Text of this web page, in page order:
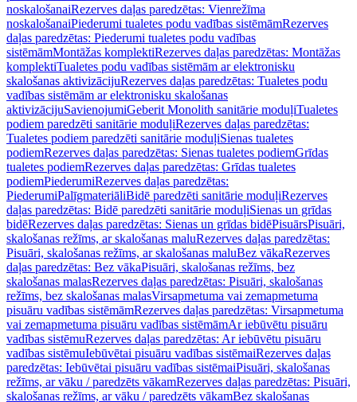
noskalošanaiRezerves daļas paredzētas: Vienrežīma
noskalošanaiPiederumi tualetes podu vadības sistēmāmRezerves
daļas paredzētas: Piederumi tualetes podu vadības
sistēmāmMontāžas komplektiRezerves daļas paredzētas: Montāžas
komplektiTualetes podu vadības sistēmām ar elektronisku
skalošanas aktivizācijuRezerves daļas paredzētas: Tualetes podu
vadības sistēmām ar elektronisku skalošanas
aktivizācijuSavienojumiGeberit Monolith sanitārie moduļiTualetes
podiem paredzēti sanitārie moduļiRezerves daļas paredzētas:
Tualetes podiem paredzēti sanitārie moduļiSienas tualetes
podiemRezerves daļas paredzētas: Sienas tualetes podiemGrīdas
tualetes podiemRezerves daļas paredzētas: Grīdas tualetes
podiemPiederumiRezerves daļas paredzētas:
PiederumiPalīgmateriāliBidē paredzēti sanitārie moduļiRezerves
daļas paredzētas: Bidē paredzēti sanitārie moduļiSienas un grīdas
bidēRezerves daļas paredzētas: Sienas un grīdas bidēPisuārsPisuāri,
skalošanas režīms, ar skalošanas maluRezerves daļas paredzētas:
Pisuāri, skalošanas režīms, ar skalošanas maluBez vākaRezerves
daļas paredzētas: Bez vākaPisuāri, skalošanas režīms, bez
skalošanas malasRezerves daļas paredzētas: Pisuāri, skalošanas
režīms, bez skalošanas malasVirsapmetuma vai zemapmetuma
pisuāru vadības sistēmāmRezerves daļas paredzētas: Virsapmetuma
vai zemapmetuma pisuāru vadības sistēmāmAr iebūvētu pisuāru
vadības sistēmuRezerves daļas paredzētas: Ar iebūvētu pisuāru
vadības sistēmuIebūvētai pisuāru vadības sistēmaiRezerves daļas
paredzētas: Iebūvētai pisuāru vadības sistēmaiPisuāri, skalošanas
režīms, ar vāku / paredzēts vākamRezerves daļas paredzētas: Pisuāri,
skalošanas režīms, ar vāku / paredzēts vākamBez skalošanas